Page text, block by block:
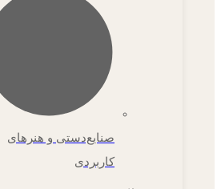
صنایع‌دستی و هنرهای
کاربردی